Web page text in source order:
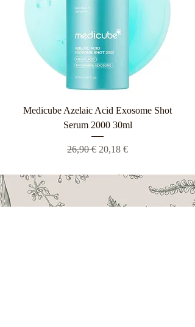
Medicube Azelaic Acid Exosome Shot
Serum 2000 30ml
Κανονική τιμή
26,90 € Τιμή Έκπτωσης
20,18 €